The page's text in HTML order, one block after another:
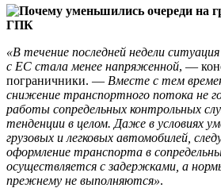
«В течение последней недели
с ЕС стала менее напряженной, —
пограничники. — Вместе с тем
снижение транспортного потока не
работы сопредельных контрольных
тенденции в целом. Даже в условиях
грузовых и легковых автомобилей,
оформление транспорта в
осуществляется с задержками, а
прежнему не выполняются».